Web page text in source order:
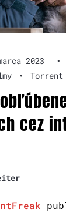
2023 •
• Torrent
cez